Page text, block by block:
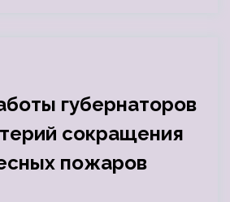
губернаторов
сокращения
пожаров